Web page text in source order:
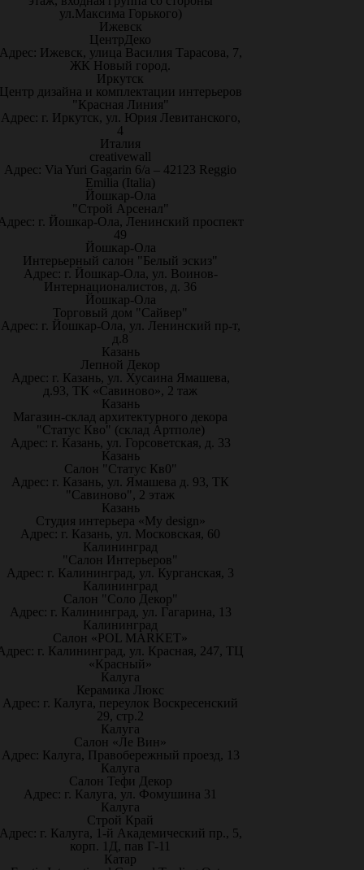
ул.Максима Горького)
Ижевск
ЦентрДеко
Ижевск, улица Василия Тарасова, 7,
ЖК Новый город.
Иркутск
дизайна и комплектации интерьеров
"Красная Линия"
Адрес: г. Иркутск, ул. Юрия Левитанского,
4
Италия
creativewall
Адрес: Via Yuri Gagarin 6/a – 42123 Reggio
Emilia (Italia)
Йошкар-Ола
"Строй Арсенал"
г. Йошкар-Ола, Ленинский проспект
49
Йошкар-Ола
Интерьерный салон "Белый эскиз"
Адрес: г. Йошкар-Ола, ул. Воинов-
Интернационалистов, д. 36
Йошкар-Ола
Торговый дом "Сайвер"
Адрес: г. Йошкар-Ола, ул. Ленинский пр-т,
д.8
Казань
Лепной Декор
Адрес: г. Казань, ул. Хусаина Ямашева,
д.93, ТК «Савиново», 2 таж
Казань
Магазин-склад архитектурного декора
"Статус Кво" (склад Артполе)
Адрес: г. Казань, ул. Горсоветская, д. 33
Казань
Салон "Статус Кв0"
Адрес: г. Казань, ул. Ямашева д. 93, ТК
"Савиново", 2 этаж
Казань
Студия интерьера «My design»
Адрес: г. Казань, ул. Московская, 60
Калининград
"Салон Интерьеров"
Адрес: г. Калининград, ул. Курганская, 3
Калининград
Салон "Соло Декор"
Адрес: г. Калининград, ул. Гагарина, 13
Калининград
Салон «POL MARKET»
г. Калининград, ул. Красная, 247, ТЦ
«Красный»
Калуга
Керамика Люкс
Адрес: г. Калуга, переулок Воскресенский
29, стр.2
Калуга
Салон «Ле Вин»
Адрес: Калуга, Правобережный проезд, 13
Калуга
Салон Тефи Декор
Адрес: г. Калуга, ул. Фомушина 31
Калуга
Строй Край
г. Калуга, 1-й Академический пр., 5,
корп. 1Д, пав Г-11
Катар